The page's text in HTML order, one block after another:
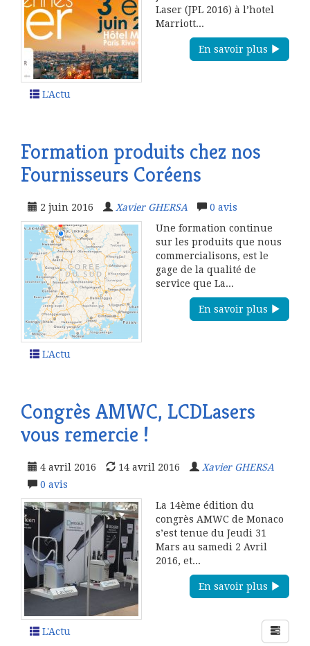
Laser (JPL 2016) à l’hotel
Marriott...
En savoir plus
L'Actu
Formation produits chez nos
Fournisseurs Coréens
2 juin 2016 Xavier GHERSA 0 avis
Une formation continue
sur les produits que nous
commercialisons, est le
gage de la qualité de
service que La...
En savoir plus
L'Actu
Congrès AMWC, LCDLasers
vous remercie !
4 avril 2016 14 avril 2016
Xavier GHERSA
0 avis
La 14ème édition du
congrès AMWC de Monaco
s’est tenue du Jeudi 31
Mars au samedi 2 Avril
2016, et...
En savoir plus
L'Actu